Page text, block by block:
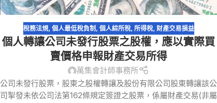
稅務法規, 個人最低稅負制 , 個人綜所稅, 所得稅, 財產交易損益
個人轉讓公司未發行股票之股權，應以實際買
賣價格申報財產交易所得
萬集會計師事務所
公司未發行股票，股東之股權轉讓及股份有限公司股東轉讓該公
司掣發未依公司法第162條規定簽證之股票，係屬財產交易(非屬